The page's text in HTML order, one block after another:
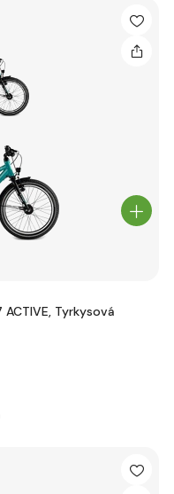
Tyrkysová